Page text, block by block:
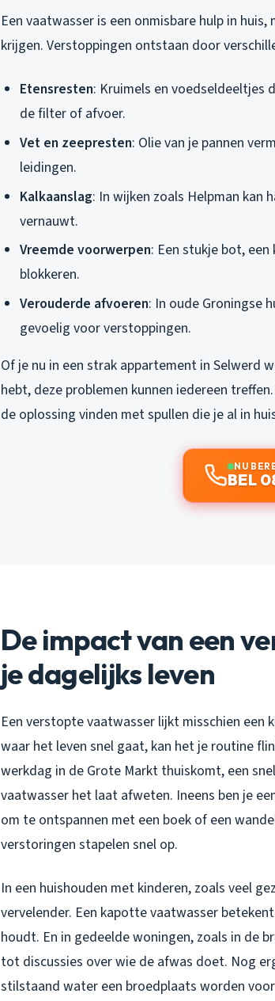
Een vaatwasser is een onmisbare hulp in
krijgen. Verstoppingen ontstaan door
Etensresten: Kruimels en voedseldeeltjes
de filter of afvoer.
Vet en zeepresten: Olie van je pannen
leidingen.
Kalkaanslag: In wijken zoals Helpman
vernauwt.
Vreemde voorwerpen: Een stukje bot,
blokkeren.
Verouderde afvoeren: In oude Groningse
gevoelig voor verstoppingen.
Of je nu in een strak appartement in Selwerd
hebt, deze problemen kunnen iedereen
de oplossing vinden met spullen die je al in
NU
BEL
De impact van een
je dagelijks leven
Een verstopte vaatwasser lijkt misschien een
waar het leven snel gaat, kan het je routine
werkdag in de Grote Markt thuiskomt, een
vaatwasser het laat afweten. Ineens ben je
om te ontspannen met een boek of een
verstoringen stapelen snel op.
In een huishouden met kinderen, zoals veel
vervelender. Een kapotte vaatwasser
houdt. En in gedeelde woningen, zoals in de
tot discussies over wie de afwas doet. Nog
stilstaand water een broedplaats worden